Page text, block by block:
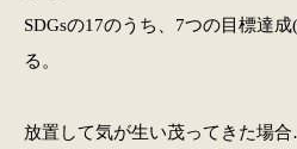
SDGsの17のうち、7つの目標達
る。
放置して気が生い茂ってきた場